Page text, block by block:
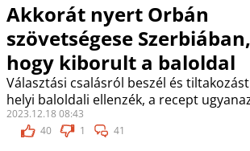
Akkorát nyert Orbán
szövetségese Szerbiában,
hogy kiborult a baloldal
Választási csalásról beszél és
helyi baloldali ellenzék, a recept
2023.12.18 08:43
40
1 41